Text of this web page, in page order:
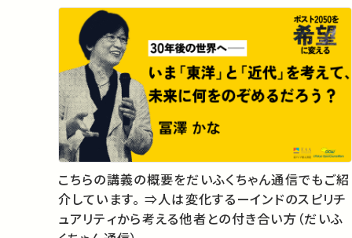
こちらの講義の概要をだいふくちゃん通信でもご紹
介しています。 ⇒人は変化するーインドのスピリチ
ュアリティから考える他者との付き合い方（だいふ